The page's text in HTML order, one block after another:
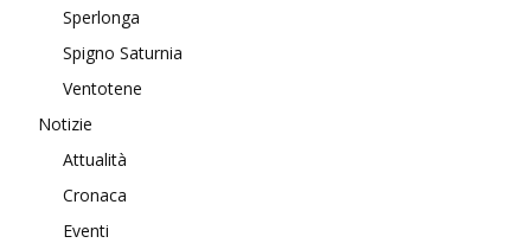
Sperlonga
Spigno Saturnia
Ventotene
Notizie
Attualità
Cronaca
Eventi